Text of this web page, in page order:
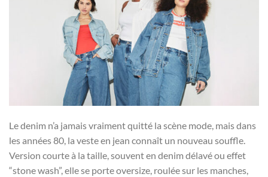
Le denim n’a jamais vraiment quitté la scène mode, mais dans
les années 80, la veste en jean connaît un nouveau souffle.
Version courte à la taille, souvent en denim délavé ou effet
“stone wash”, elle se porte oversize, roulée sur les manches,